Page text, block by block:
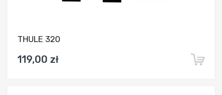
THULE 320
119,00 zł